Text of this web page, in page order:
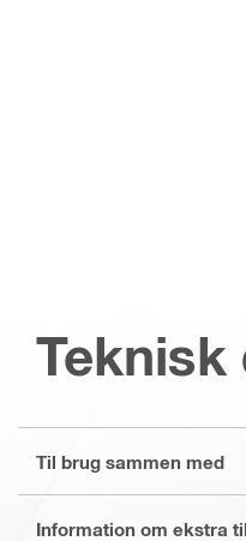
Teknisk
Til brug sammen med
Information om ekstra